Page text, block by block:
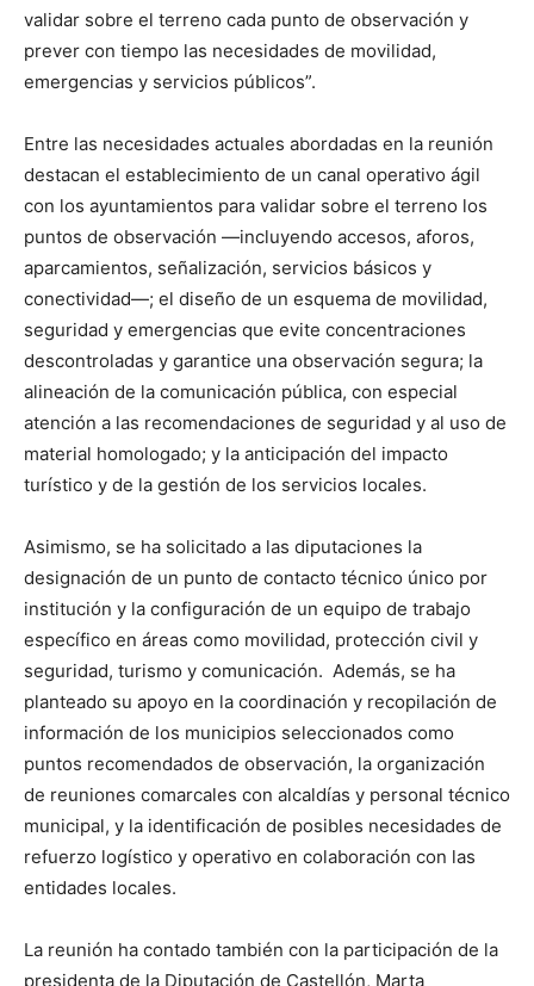
validar sobre el terreno cada punto de observación y
prever con tiempo las necesidades de movilidad,
emergencias y servicios públicos”.
Entre las necesidades actuales abordadas en la reunión
destacan el establecimiento de un canal operativo ágil
con los ayuntamientos para validar sobre el terreno los
puntos de observación —incluyendo accesos, aforos,
aparcamientos, señalización, servicios básicos y
conectividad—; el diseño de un esquema de movilidad,
seguridad y emergencias que evite concentraciones
descontroladas y garantice una observación segura; la
alineación de la comunicación pública, con especial
atención a las recomendaciones de seguridad y al uso de
material homologado; y la anticipación del impacto
turístico y de la gestión de los servicios locales.
Asimismo, se ha solicitado a las diputaciones la
designación de un punto de contacto técnico único por
institución y la configuración de un equipo de trabajo
específico en áreas como movilidad, protección civil y
seguridad, turismo y comunicación. Además, se ha
planteado su apoyo en la coordinación y recopilación de
información de los municipios seleccionados como
puntos recomendados de observación, la organización
de reuniones comarcales con alcaldías y personal técnico
municipal, y la identificación de posibles necesidades de
refuerzo logístico y operativo en colaboración con las
entidades locales.
La reunión ha contado también con la participación de la
presidenta de la Diputación de Castellón, Marta